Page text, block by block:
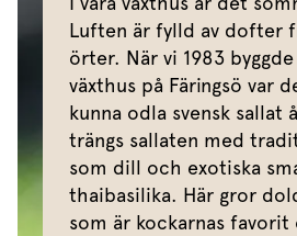
Luften är fylld av dofter
örter. När vi 1983
växthus på Färingsö var
kunna odla svensk sallat
trängs sallaten med
som dill och exotiska
thaibasilika. Här gror
som är kockarnas favorit